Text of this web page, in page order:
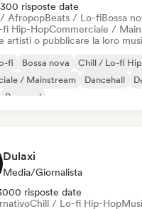
risposte date
AfropopBeats / Lo-fiBossa
Hip-HopCommerciale /
artisti o pubblicare la loro
fi Bossa nova
Chill / Lo-fi
/ Mainstream
Dancehall
Pop soul
Dulaxi
Media/Giornalista
risposte date
Chill / Lo-fi Hip-Hop